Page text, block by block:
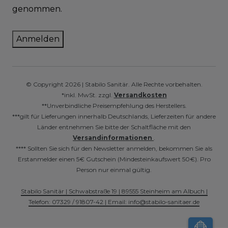
genommen.
Anmelden
© Copyright 2026 | Stabilo Sanitär. Alle Rechte vorbehalten.
*inkl. MwSt. zzgl. Versandkosten
**Unverbindliche Preisempfehlung des Herstellers.
***gilt für Lieferungen innerhalb Deutschlands, Lieferzeiten für andere
Länder entnehmen Sie bitte der Schaltfläche mit den
Versandinformationen .
**** Sollten Sie sich für den Newsletter anmelden, bekommen Sie als
Erstanmelder einen 5€ Gutschein (Mindesteinkaufswert 50€). Pro
Person nur einmal gültig.
Stabilo Sanitär | Schwabstraße 19 | 89555 Steinheim am Albuch |
Telefon: 07329 / 91807-42 | Email: info@stabilo-sanitaer.de